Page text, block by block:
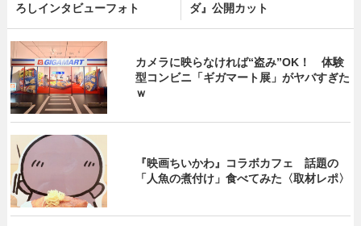
ろしインタビューフォト
ダ』公開カット
カメラに映らなければ“盗み”OK！ 体験
型コンビニ「ギガマート展」がヤバすぎた
ｗ
『映画ちいかわ』コラボカフェ 話題の
「人魚の煮付け」食べてみた〈取材レポ〉